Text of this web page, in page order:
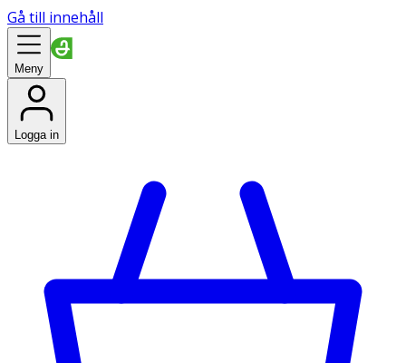
Gå till innehåll
Meny
Logga in